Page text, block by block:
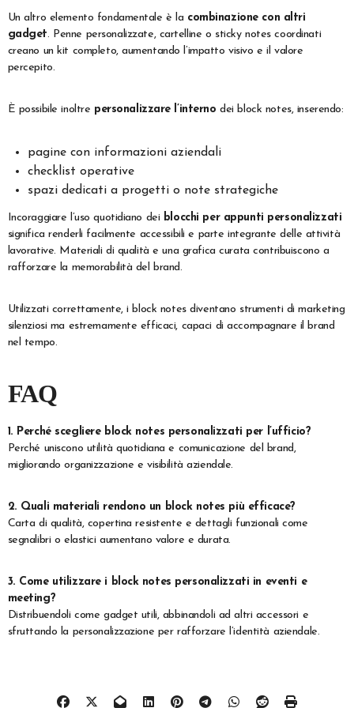
Un altro elemento fondamentale è la combinazione con altri
gadget. Penne personalizzate, cartelline o sticky notes coordinati
creano un kit completo, aumentando l’impatto visivo e il valore
percepito.
È possibile inoltre personalizzare l’interno dei block notes, inserendo:
pagine con informazioni aziendali
checklist operative
spazi dedicati a progetti o note strategiche
Incoraggiare l’uso quotidiano dei blocchi per appunti personalizzati
significa renderli facilmente accessibili e parte integrante delle attività
lavorative. Materiali di qualità e una grafica curata contribuiscono a
rafforzare la memorabilità del brand.
Utilizzati correttamente, i block notes diventano strumenti di marketing
silenziosi ma estremamente efficaci, capaci di accompagnare il brand
nel tempo.
FAQ
1. Perché scegliere block notes personalizzati per l’ufficio?
Perché uniscono utilità quotidiana e comunicazione del brand,
migliorando organizzazione e visibilità aziendale.
2. Quali materiali rendono un block notes più efficace?
Carta di qualità, copertina resistente e dettagli funzionali come
segnalibri o elastici aumentano valore e durata.
3. Come utilizzare i block notes personalizzati in eventi e
meeting?
Distribuendoli come gadget utili, abbinandoli ad altri accessori e
sfruttando la personalizzazione per rafforzare l’identità aziendale.